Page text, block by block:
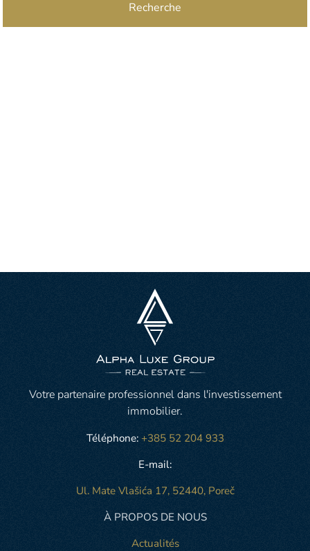
Recherche
Votre partenaire professionnel dans l'investissement
immobilier.
Téléphone: +385 52 204 933
E-mail:
Ul. Mate Vlašića 17, 52440, Poreč
À PROPOS DE NOUS
Actualités